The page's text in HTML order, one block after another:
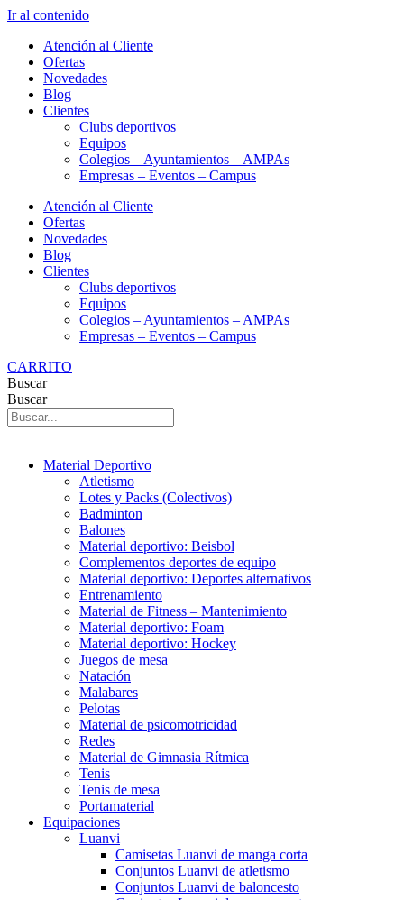
Ir al contenido
Atención al Cliente
Ofertas
Novedades
Blog
Clientes
Clubs deportivos
Equipos
Colegios – Ayuntamientos – AMPAs
Empresas – Eventos – Campus
Atención al Cliente
Ofertas
Novedades
Blog
Clientes
Clubs deportivos
Equipos
Colegios – Ayuntamientos – AMPAs
Empresas – Eventos – Campus
CARRITO
Buscar
Buscar
Material Deportivo
Atletismo
Lotes y Packs (Colectivos)
Badminton
Balones
Material deportivo: Beisbol
Complementos deportes de equipo
Material deportivo: Deportes alternativos
Entrenamiento
Material de Fitness – Mantenimiento
Material deportivo: Foam
Material deportivo: Hockey
Juegos de mesa
Natación
Malabares
Pelotas
Material de psicomotricidad
Redes
Material de Gimnasia Rítmica
Tenis
Tenis de mesa
Portamaterial
Equipaciones
Luanvi
Camisetas Luanvi de manga corta
Conjuntos Luanvi de atletismo
Conjuntos Luanvi de baloncesto